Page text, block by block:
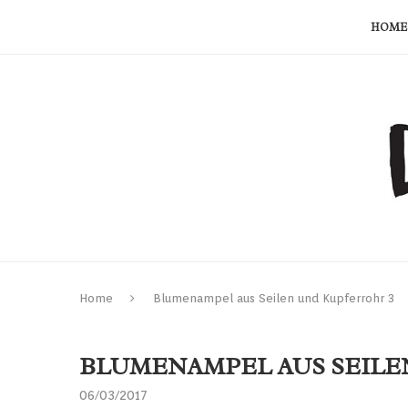
HOME
Home Blumenampel aus Seilen und Kupferrohr 3
BLUMENAMPEL AUS
06/03/2017